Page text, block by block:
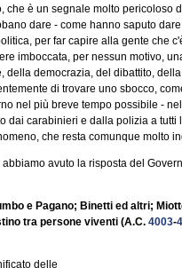
è un segnale molto pericoloso
dare - come hanno saputo
per far capire alla gente che
imboccata, per nessun motivo,
democrazia, del dibattito,
di trovare uno sbocco,
nel più breve tempo possibile -
dai carabinieri e dalla polizia a tutti
che resta comunque molto
avuto la risposta del
e Pagano; Binetti ed altri;
tra persone viventi (A.C. 4003-
delle